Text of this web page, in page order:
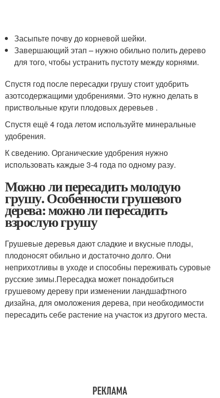
Засыпьте почву до корневой шейки.
Завершающий этап – нужно обильно полить дерево
для того, чтобы устранить пустоту между корнями.
Спустя год после пересадки грушу стоит удобрить
азотсодержащими удобрениями. Это нужно делать в
приствольные круги плодовых деревьев .
Спустя ещё 4 года летом используйте минеральные
удобрения.
К сведению. Органические удобрения нужно
использовать каждые 3-4 года по одному разу.
Можно ли пересадить молодую
грушу. Особенности грушевого
дерева: можно ли пересадить
взрослую грушу
Грушевые деревья дают сладкие и вкусные плоды,
плодоносят обильно и достаточно долго. Они
неприхотливы в уходе и способны переживать суровые
русские зимы.Пересадка может понадобиться
грушевому дереву при изменении ландшафтного
дизайна, для омоложения дерева, при необходимости
пересадить себе растение на участок из другого места.